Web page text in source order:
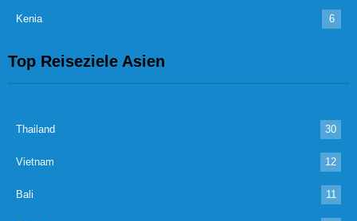
Kenia 6
Top Reiseziele Asien
Thailand 30
Vietnam 12
Bali 11